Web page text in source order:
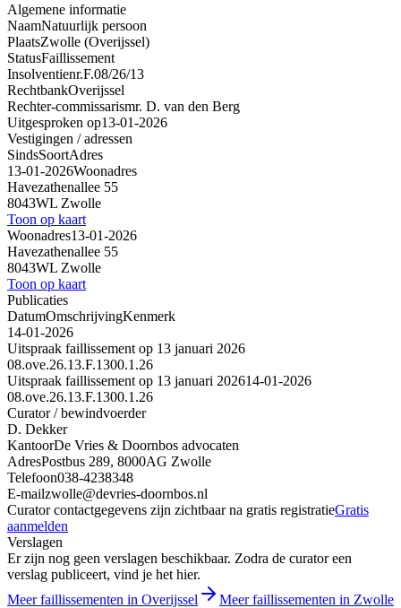
Algemene informatie
NaamNatuurlijk persoon
PlaatsZwolle (Overijssel)
StatusFaillissement
Insolventienr.F.08/26/13
RechtbankOverijssel
Rechter-commissarismr. D. van den Berg
Uitgesproken op13-01-2026
Vestigingen / adressen
SindsSoortAdres
13-01-2026Woonadres
Havezathenallee 55
8043WL Zwolle
Toon op kaart
Woonadres13-01-2026
Havezathenallee 55
8043WL Zwolle
Toon op kaart
Publicaties
DatumOmschrijvingKenmerk
14-01-2026
Uitspraak faillissement op 13 januari 2026
08.ove.26.13.F.1300.1.26
Uitspraak faillissement op 13 januari 202614-01-2026
08.ove.26.13.F.1300.1.26
Curator / bewindvoerder
D. Dekker
KantoorDe Vries & Doornbos advocaten
AdresPostbus 289, 8000AG Zwolle
Telefoon038-4238348
E-mailzwolle@devries-doornbos.nl
Curator contactgegevens zijn zichtbaar na gratis registratieGratis
aanmelden
Verslagen
Er zijn nog geen verslagen beschikbaar. Zodra de curator een
verslag publiceert, vind je het hier.
Meer faillissementen in Overijssel
Meer faillissementen in Zwolle